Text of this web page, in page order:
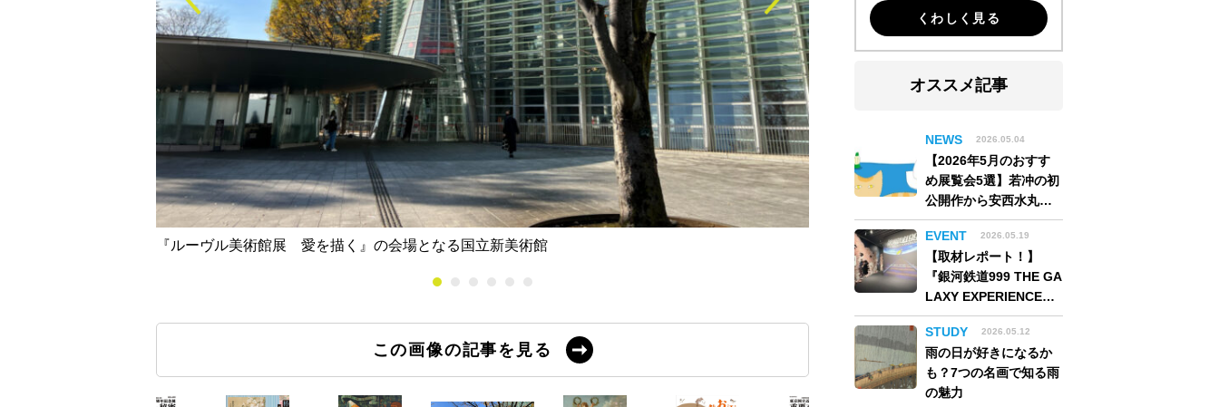
『ルーヴル美術館展 愛を描く』の会場となる国立新美術館
この画像の記事を見る
くわしく見る
オススメ記事
NEWS 2026.05.04
【2026年5月のおすす
め展覧会5選】若冲の初
公開作から安西水丸の
世界、そしてゴッホ
《夜のカフェテラス》
まで
EVENT 2026.05.19
【取材レポート！】
『銀河鉄道999 THE GA
LAXY EXPERIENCE
あの旅は、まだ続いて
いる。』999号に乗り銀
河へ旅立つ。“観る”か
ら“体験する”展覧会
【角川武蔵野ミュージ
STUDY 2026.05.12
雨の日が好きになるか
も？7つの名画で知る雨
の魅力